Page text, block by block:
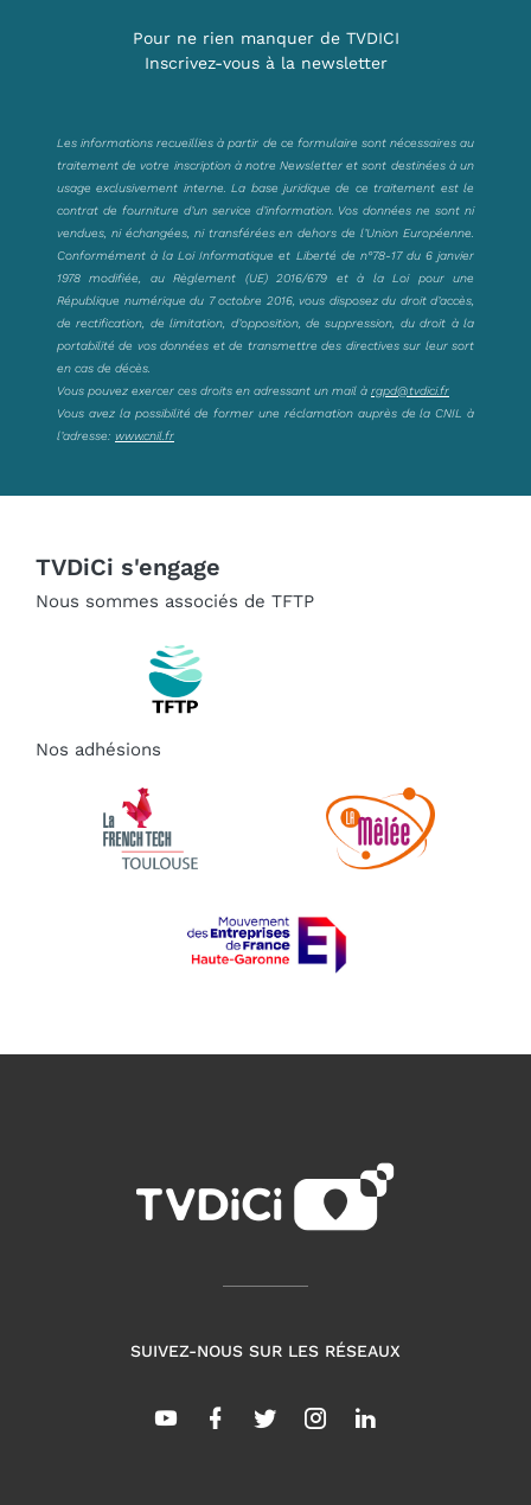
Pour ne rien manquer de TVDICI
Inscrivez-vous à la newsletter
Les informations recueillies à partir de ce formulaire sont nécessaires au
traitement de votre inscription à notre Newsletter et sont destinées à un
usage exclusivement interne. La base juridique de ce traitement est le
contrat de fourniture d’un service d’information. Vos données ne sont ni
vendues, ni échangées, ni transférées en dehors de l’Union Européenne.
Conformément à la Loi Informatique et Liberté de n°78-17 du 6 janvier
1978 modifiée, au Règlement (UE) 2016/679 et à la Loi pour une
République numérique du 7 octobre 2016, vous disposez du droit d’accès,
de rectification, de limitation, d’opposition, de suppression, du droit à la
portabilité de vos données et de transmettre des directives sur leur sort
en cas de décès.
Vous pouvez exercer ces droits en adressant un mail à rgpd@tvdici.fr
Vous avez la possibilité de former une réclamation auprès de la CNIL à
l’adresse: www.cnil.fr
TVDiCi s'engage
Nous sommes associés de TFTP
Nos adhésions
SUIVEZ-NOUS SUR LES RÉSEAUX